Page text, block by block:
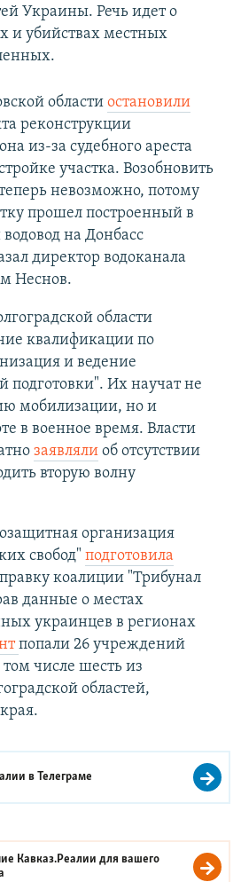
Украины. Речь идет о
и убийствах местных
области остановили
реконструкции
из-за судебного ареста
участка. Возобновить
невозможно, потому
прошел построенный в
на Донбасс
директор водоканала
Неснов.
области
квалификации по
и ведение
подготовки". Их научат не
мобилизации, но и
в военное время. Власти
заявлялиоб отсутствии
вторую волну
организация
свобод" подготовила
коалиции "Трибунал
данные о местах
украинцев в регионах
попали 26 учреждений
числе шесть из
областей,
вТелеграме
Кавказ.Реалии для вашего